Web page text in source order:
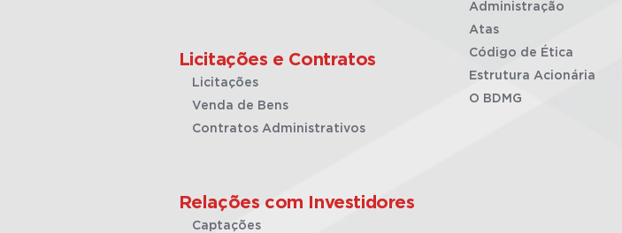
Licitações e Contratos
Licitações
Venda de Bens
Contratos Administrativos
Relações com Investidores
Captações
Administração
Atas
Código de Ética
Estrutura Acionária
O BDMG